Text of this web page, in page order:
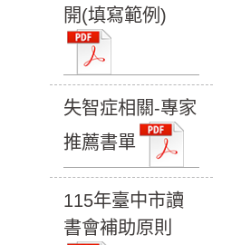
開(填寫範例)
失智症相關-專家
推薦書單
115年臺中市讀
書會補助原則